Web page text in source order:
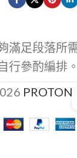
滿足段落所
行參酌編排。
PROTON